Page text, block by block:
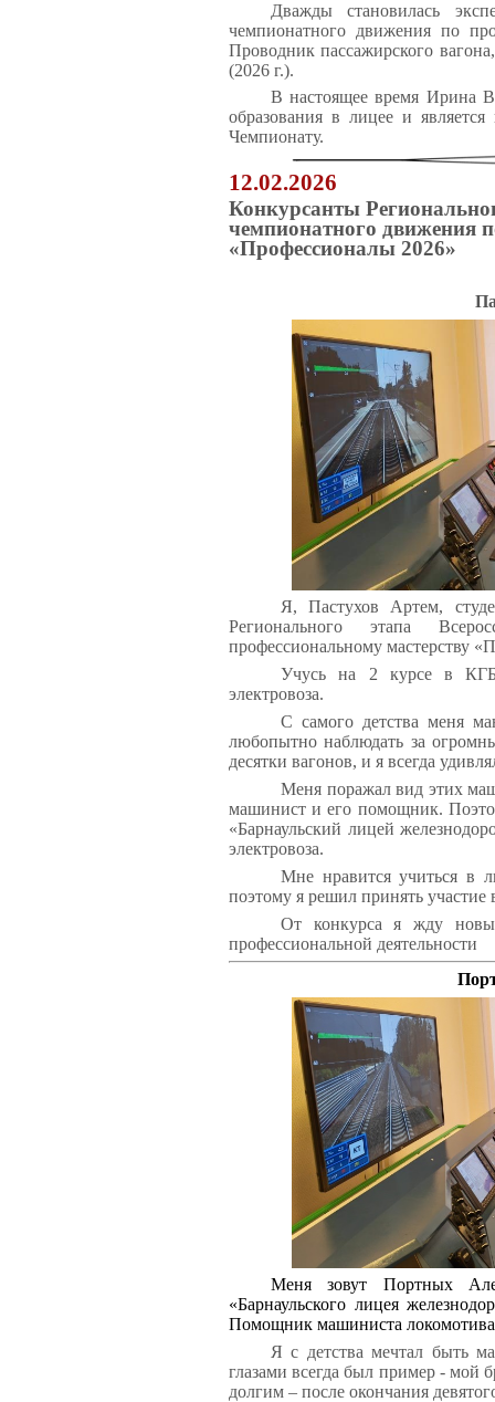
Дважды становилась
чемпионатного движения по
Проводник пассажирского
(2026 г.).
В настоящее время Ирина
образования в лицее и
Чемпионату.
12.02.2026
Конкурсанты
чемпионатного движения
«Профессионалы 2026»
Я, Пастухов Артем,
Регионального этапа
профессиональному мастерству
Учусь на 2 курсе в
электровоза.
С самого детства меня
любопытно наблюдать за
десятки вагонов, и я всегда
Меня поражал вид этих
машинист и его помощник.
«Барнаульский лицей
электровоза.
Мне нравится учиться в
поэтому я решил принять участие
От конкурса я жду
профессиональной деятельности
Меня зовут Портных
«Барнаульского лицея
Помощник машиниста локомотива
Я с детства мечтал быть
глазами всегда был пример - мой
долгим – после окончания